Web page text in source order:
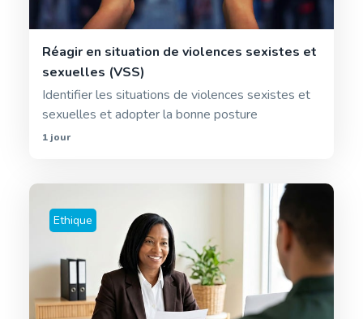
Réagir en situation de violences sexistes et
sexuelles (VSS)
Identifier les situations de violences sexistes et
sexuelles et adopter la bonne posture
1 jour
Ethique